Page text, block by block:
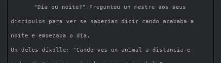
"Día ou noite?" Preguntou un mestre aos seus
discípulos para ver se saberían dicir cando acababa a
noite e empezaba o día.
Un deles díxolle: "Cando ves un animal a distancia e